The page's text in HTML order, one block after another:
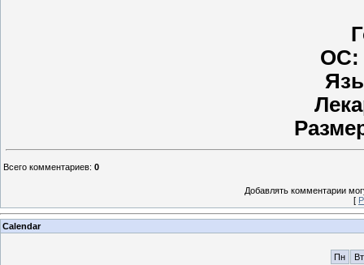
OC:
Всего комментариев: 0
Добавлять комментарии
[
Calendar
Пн
Вт